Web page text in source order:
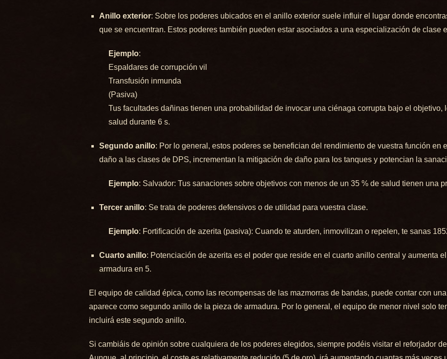
Anillo exterior: Sobre los poderes ubicados en el anillo exterior suele influir el lugar donde
que se encuentran. Estos poderes también pueden estar asociados a una especialización de clase
Ejemplo:
Espaldares de corrupción vil
Transfusión inmunda
(Pasiva)
Tus facultades dañinas tienen una probabilidad de invocar una ciénaga corrupta bajo el objetivo,
salud durante 6 s.
Segundo anillo: Por lo general, estos poderes se benefician del rendimiento de vuestra función en
daño a las clases de DPS, incrementan la mitigación de daño para los tanques y potencian la
Ejemplo: Salvador: Tus sanaciones sobre objetivos con menos de un 35 % de salud tienen una
Tercer anillo: Se trata de poderes defensivos o de utilidad para vuestra clase.
Ejemplo: Fortificación de azerita (pasiva): Cuando te aturden, inmovilizan o repelen, te sanas
Cuarto anillo: Potenciación de azerita es el poder que reside en el cuarto anillo central y aumenta
armadura en 5.
El equipo de calidad épica, como las recompensas de las mazmorras de bandas, puede contar con
aparece como segundo anillo de la pieza de armadura. Por lo general, el equipo de menor nivel solo
incluirá este segundo anillo.
Si cambiáis de opinión sobre cualquiera de los poderes elegidos, siempre podéis visitar el reforjador